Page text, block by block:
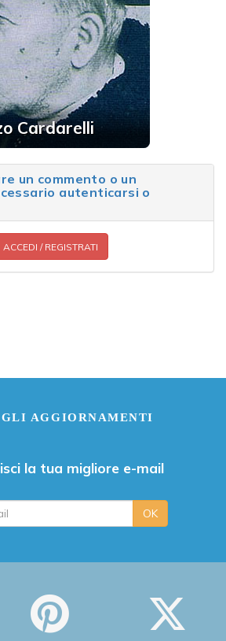
Cardarelli
un commento o un
autenticarsi o
ACCEDI / REGISTRATI
AGGIORNAMENTI
la tua migliore e-mail
OK